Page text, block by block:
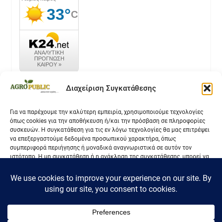
Διαχείριση Συγκατάθεσης
Για να παρέχουμε την καλύτερη εμπειρία, χρησιμοποιούμε τεχνολογίες
όπως cookies για την αποθήκευση ή/και την πρόσβαση σε πληροφορίες
συσκευών. Η συγκατάθεση για τις εν λόγω τεχνολογίες θα μας επιτρέψει
να επεξεργαστούμε δεδομένα προσωπικού χαρακτήρα, όπως
συμπεριφορά περιήγησης ή μοναδικά αναγνωριστικά σε αυτόν τον
ιστότοπο. Η μη συγκατάθεση ή η ανάκληση της συγκατάθεσης, μπορεί να
Αποδοχή
Δεν αποδέχομαι
καιρός k24.net
Επικοινωνία
Όροι Χρήσης